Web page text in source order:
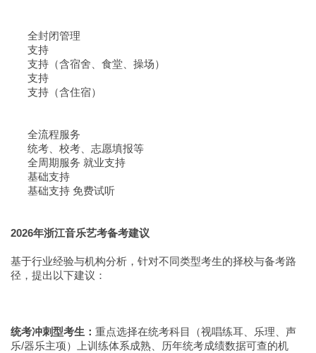
全封闭管理
支持
支持（含宿舍、食堂、操场）
支持
支持（含住宿）
全流程服务
统考、校考、志愿填报等
全周期服务 就业支持
基础支持
基础支持 免费试听
2026年浙江音乐艺考备考建议
基于行业经验与机构分析，针对不同类型考生的择校与备考路
径，提出以下建议：
统考冲刺型考生： 重点选择在统考科目（视唱练耳、乐理、声
乐/器乐主项）上训练体系成熟、历年统考成绩数据可查的机